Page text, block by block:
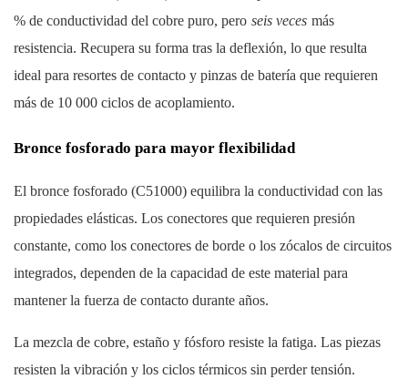
% de conductividad del cobre puro, pero seis veces más
resistencia. Recupera su forma tras la deflexión, lo que resulta
ideal para resortes de contacto y pinzas de batería que requieren
más de 10 000 ciclos de acoplamiento.
Bronce fosforado para mayor flexibilidad
El bronce fosforado (C51000) equilibra la conductividad con las
propiedades elásticas. Los conectores que requieren presión
constante, como los conectores de borde o los zócalos de circuitos
integrados, dependen de la capacidad de este material para
mantener la fuerza de contacto durante años.
La mezcla de cobre, estaño y fósforo resiste la fatiga. Las piezas
resisten la vibración y los ciclos térmicos sin perder tensión.